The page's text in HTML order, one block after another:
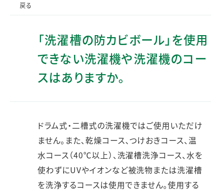
戻る
「洗濯槽の防カビボール」を使用
できない洗濯機や洗濯機のコー
スはありますか。
ドラム式・二槽式の洗濯機ではご使用いただけ
ません。また、乾燥コース、つけおきコース、温
水コース（40℃以上）、洗濯槽洗浄コース、水を
使わずにUVやイオンなど被洗物または洗濯槽
を洗浄するコースは使用できません。使用する